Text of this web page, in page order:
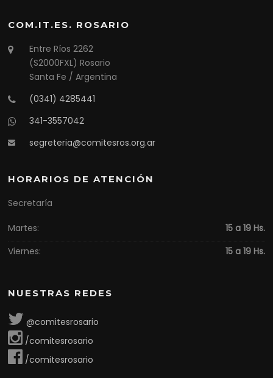
COM.IT.ES. ROSARIO
Entre Ríos 2262
(S2000FXL) Rosario
Santa Fe / Argentina
(0341) 4285441
341-3557042
segreteria@comitesros.org.ar
HORARIOS DE ATENCIÓN
Secretaría
Martes:
15 a 19 Hs.
Viernes:
15 a 19 Hs.
NUESTRAS REDES
@comitesrosario
/comitesrosario
/comitesrosario